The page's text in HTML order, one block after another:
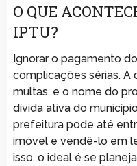
O QUE
IPTU?
Ignorar o pagamento do
complicações sérias. A
multas, e o nome do
dívida ativa do
prefeitura pode até
imóvel e vendê-lo em
isso, o ideal é se